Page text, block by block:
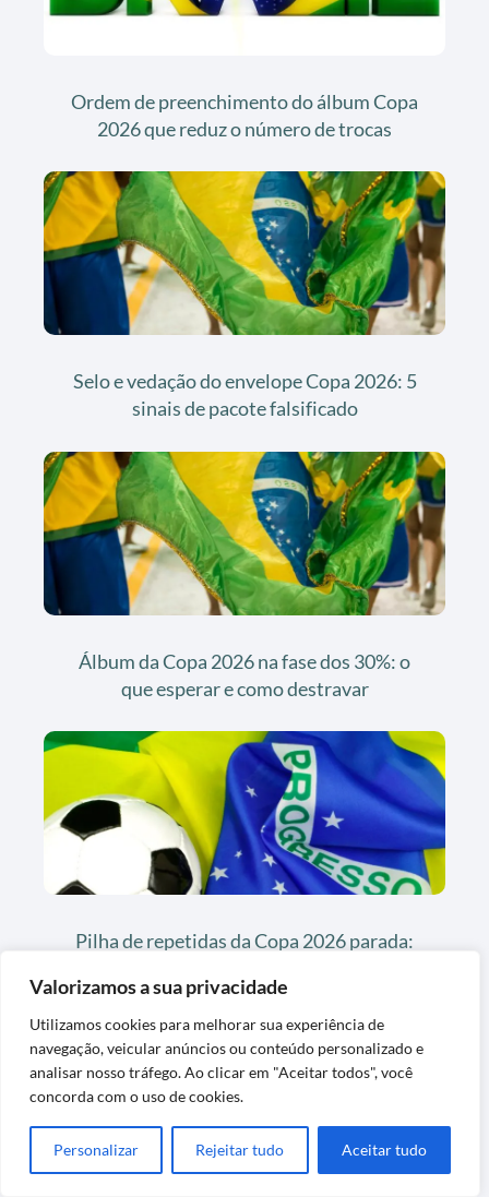
Valorizamos a sua privacidade
Utilizamos cookies para melhorar sua experiência de
navegação, veicular anúncios ou conteúdo personalizado e
analisar nosso tráfego. Ao clicar em "Aceitar todos", você
concorda com o uso de cookies.
Personalizar Rejeitar tudo Aceitar tudo
Ordem de preenchimento do álbum Copa
2026 que reduz o número de trocas
Selo e vedação do envelope Copa 2026: 5
sinais de pacote falsificado
Álbum da Copa 2026 na fase dos 30%: o
que esperar e como destravar
Pilha de repetidas da Copa 2026 parada: